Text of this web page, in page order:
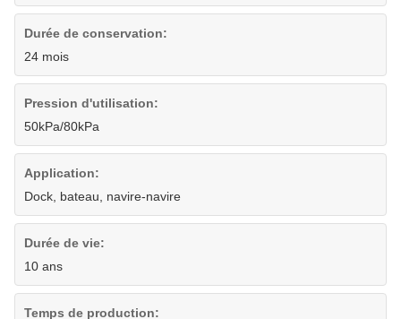
Durée de conservation:
24 mois
Pression d'utilisation:
50kPa/80kPa
Application:
Dock, bateau, navire-navire
Durée de vie:
10 ans
Temps de production: